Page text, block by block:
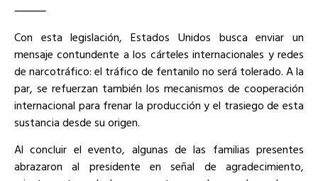
⸻
Con esta legislación, Estados Unidos busca enviar un
mensaje contundente a los cárteles internacionales y redes
de narcotráfico: el tráfico de fentanilo no será tolerado. A la
par, se refuerzan también los mecanismos de cooperación
internacional para frenar la producción y el trasiego de esta
sustancia desde su origen.
Al concluir el evento, algunas de las familias presentes
abrazaron al presidente en señal de agradecimiento,